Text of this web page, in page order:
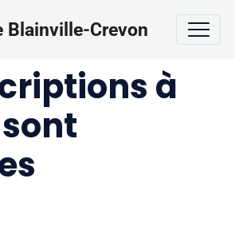
Blainville-Crevon
à